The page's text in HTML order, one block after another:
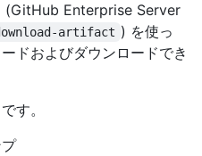
(GitHub Enterprise Server
artifact ) を使っ
ドおよびダウンロードでき
す。